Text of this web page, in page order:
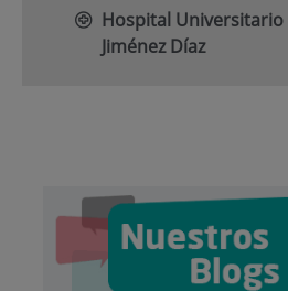
Hospital Universitario
Jiménez Díaz